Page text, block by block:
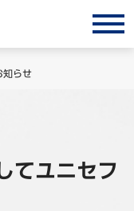
ョン
知らせ
てユニセフ